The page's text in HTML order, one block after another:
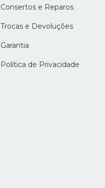
Consertos e Reparos
Trocas e Devoluções
Garantia
Política de Privacidade